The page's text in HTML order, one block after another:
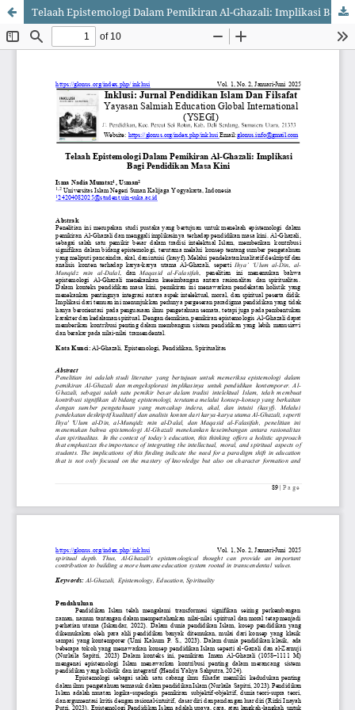
Telaah Epistemologi Dalam Pemikiran Al-Ghazali: Implikasi Bagi Pendidikan Masa Kini